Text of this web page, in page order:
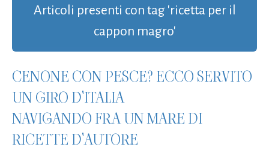
Articoli presenti con tag 'ricetta per il
cappon magro'
CENONE CON PESCE? ECCO SERVITO
UN GIRO D'ITALIA
NAVIGANDO FRA UN MARE DI
RICETTE D'AUTORE